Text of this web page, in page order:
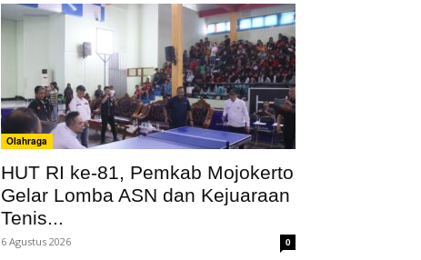
Olahraga
HUT RI ke-81, Pemkab Mojokerto
Gelar Lomba ASN dan Kejuaraan
Tenis...
6 Agustus 2026 0